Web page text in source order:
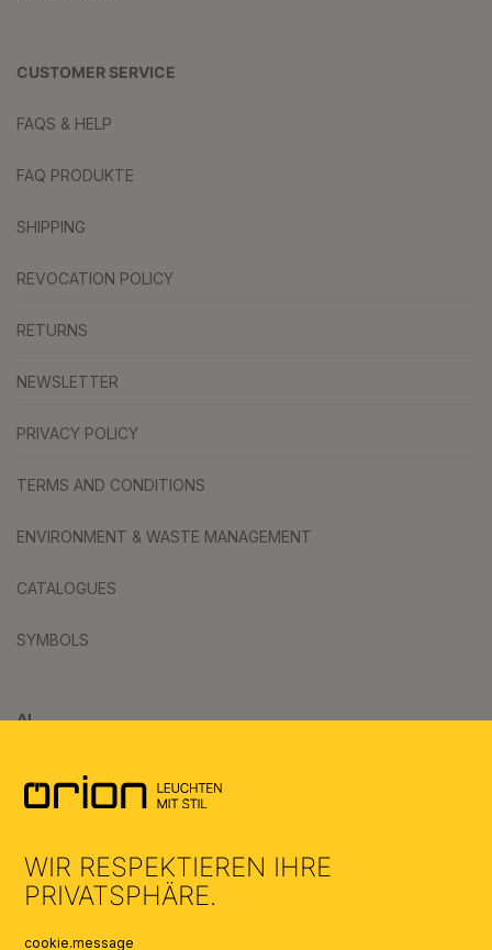
CUSTOMER SERVICE
FAQS & HELP
FAQ PRODUKTE
SHIPPING
REVOCATION POLICY
RETURNS
NEWSLETTER
PRIVACY POLICY
TERMS AND CONDITIONS
ENVIRONMENT & WASTE MANAGEMENT
CATALOGUES
SYMBOLS
AI
WIR RESPEKTIEREN IHRE
PRIVATSPHÄRE.
cookie.message